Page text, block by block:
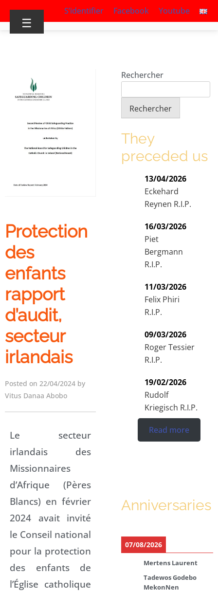
S’identifier Facebook Youtube
☰
Protection
des
enfants
rapport
d’audit,
secteur
irlandais
Posted on 22/04/2024 by
Vitus Danaa Abobo
Le secteur
irlandais des
Missionnaires
d’Afrique (Pères
Blancs) en février
2024 avait invité
le Conseil national
pour la protection
des enfants de
l’Église catholique
Rechercher
Rechercher
They
preceded us
13/04/2026
Eckehard
Reynen R.I.P.
16/03/2026
Piet
Bergmann
R.I.P.
11/03/2026
Felix Phiri
R.I.P.
09/03/2026
Roger Tessier
R.I.P.
19/02/2026
Rudolf
Kriegisch R.I.P.
Read more
Anniversaries
07/08/2026
Mertens Laurent
Tadewos Godebo
MekonNen